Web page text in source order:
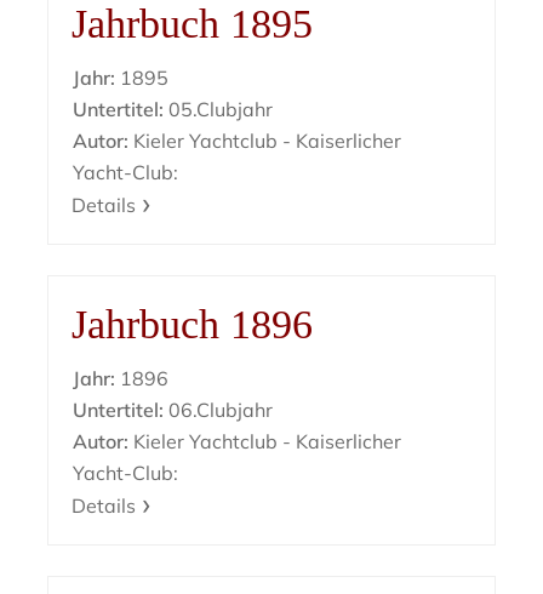
Jahrbuch 1895
Jahr: 1895
Untertitel: 05.Clubjahr
Autor: Kieler Yachtclub - Kaiserlicher
Yacht-Club:
Details
Jahrbuch 1896
Jahr: 1896
Untertitel: 06.Clubjahr
Autor: Kieler Yachtclub - Kaiserlicher
Yacht-Club:
Details